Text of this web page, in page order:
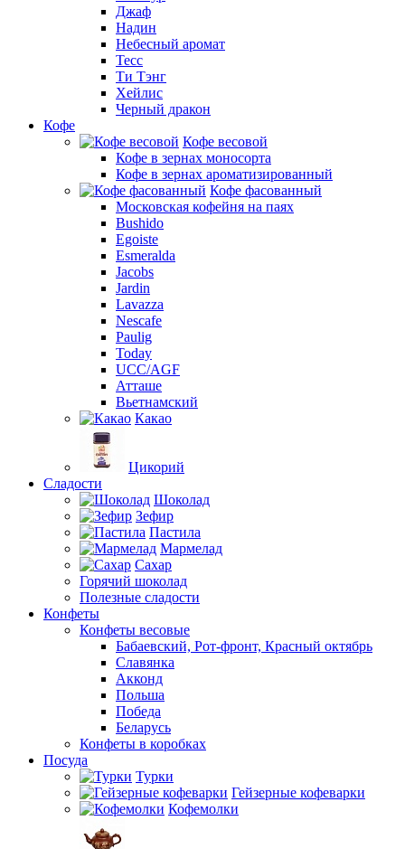
Джаф
Надин
Небесный аромат
Тесс
Ти Тэнг
Хейлис
Черный дракон
Кофе
Кофе весовой
Кофе в зернах моносорта
Кофе в зернах ароматизированный
Кофе фасованный
Московская кофейня на паях
Bushido
Egoiste
Esmeralda
Jacobs
Jardin
Lavazza
Nescafe
Paulig
Today
UCC/AGF
Атташе
Вьетнамский
Какао
Цикорий
Сладости
Шоколад
Зефир
Пастила
Мармелад
Сахар
Горячий шоколад
Полезные сладости
Конфеты
Конфеты весовые
Бабаевский, Рот-фронт, Красный октябрь
Славянка
Акконд
Польша
Победа
Беларусь
Конфеты в коробках
Посуда
Турки
Гейзерные кофеварки
Кофемолки